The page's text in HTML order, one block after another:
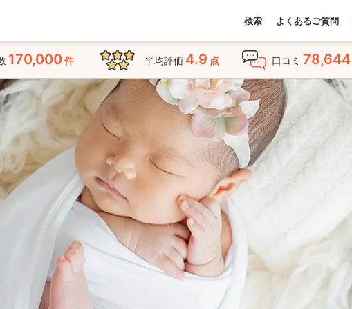
検索 よくあるご質問
170,000件 平均評価 4.9 点 口コミ 78,644